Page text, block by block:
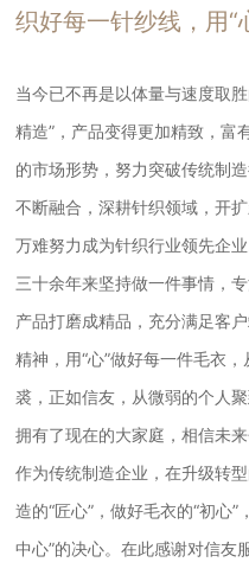
织好每一针纱线，用“
当今已不再是以体量与速度取
精造”，产品变得更加精致，富
的市场形势，努力突破传统制
不断融合，深耕针织领域，开
万难努力成为针织行业领先企业
三十余年来坚持做一件事情，
产品打磨成精品，充分满足客
精神，用“心”做好每一件毛衣
裘，正如信友，从微弱的个人
拥有了现在的大家庭，相信未
作为传统制造企业，在升级转
造的“匠心”，做好毛衣的“初心
中心”的决心。在此感谢对信友